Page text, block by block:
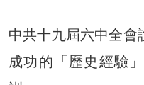
中共十九屆六中全會
成功的「歷史經驗